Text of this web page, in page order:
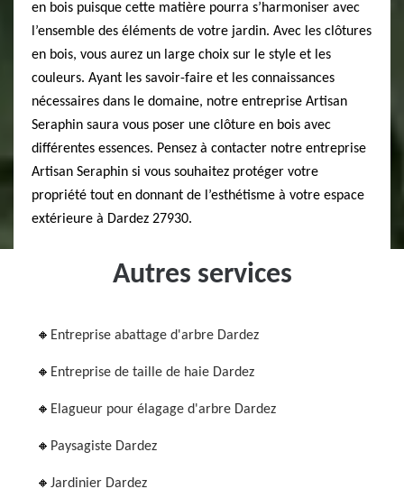
en bois puisque cette matière pourra s’harmoniser avec
l’ensemble des éléments de votre jardin. Avec les clôtures
en bois, vous aurez un large choix sur le style et les
couleurs. Ayant les savoir-faire et les connaissances
nécessaires dans le domaine, notre entreprise Artisan
Seraphin saura vous poser une clôture en bois avec
différentes essences. Pensez à contacter notre entreprise
Artisan Seraphin si vous souhaitez protéger votre
propriété tout en donnant de l’esthétisme à votre espace
extérieure à Dardez 27930.
Autres services
Entreprise abattage d'arbre Dardez
Entreprise de taille de haie Dardez
Elagueur pour élagage d'arbre Dardez
Paysagiste Dardez
Jardinier Dardez